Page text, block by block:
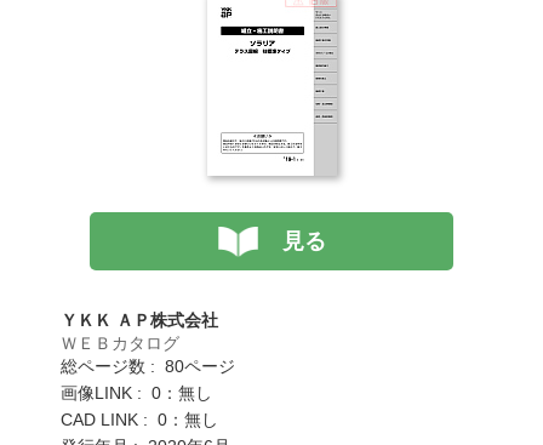
見る
ＹＫＫ ＡＰ株式会社
ＷＥＢカタログ
総ページ数 : 80ページ
画像LINK : 0：無し
CAD LINK : 0：無し